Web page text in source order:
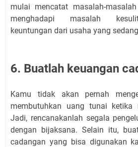
mulai mencatat masalah-
menghadapi masalah
keuntungan dari usaha yang
6. Buatlah keuangan
Kamu tidak akan pernah
membutuhkan uang tunai ketika
Jadi, rencanakanlah segala
dengan bijaksana. Selain itu,
cadangan yang bisa digunakan